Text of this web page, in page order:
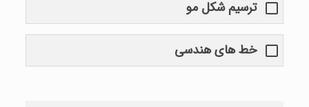
ترسیم شکل مو
خط های هندسی